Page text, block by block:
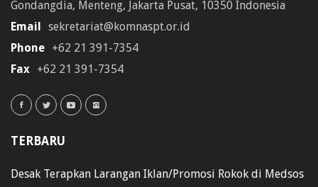
Gondangdia, Menteng, Jakarta Pusat, 10350 Indonesia
Email sekretariat@komnaspt.or.id
Phone +62 21 391-7354
Fax +62 21 391-7354
TERBARU
Desak Terapkan Larangan Iklan/Promosi Rokok di Medsos